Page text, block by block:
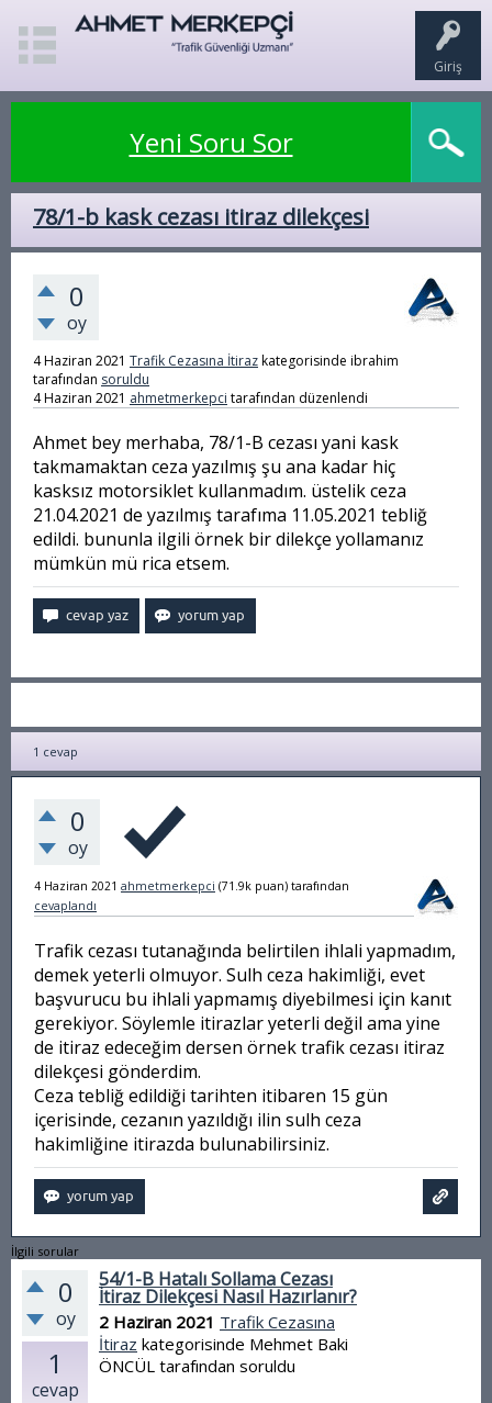
Giriş
Yeni Soru Sor
78/1-b kask cezası itiraz dilekçesi
0
oy
4 Haziran 2021 Trafik Cezasına İtirazkategorisinde ibrahim
tarafından soruldu
4 Haziran 2021 ahmetmerkepci tarafından düzenlendi
Ahmet bey merhaba, 78/1-B cezası yani kask
takmamaktan ceza yazılmış şu ana kadar hiç
kasksız motorsiklet kullanmadım. üstelik ceza
21.04.2021 de yazılmış tarafıma 11.05.2021 tebliğ
edildi. bununla ilgili örnek bir dilekçe yollamanız
mümkün mü rica etsem.
1 cevap
0
oy
4 Haziran 2021 ahmetmerkepci (71.9k puan) tarafından
cevaplandı
Trafik cezası tutanağında belirtilen ihlali yapmadım,
demek yeterli olmuyor. Sulh ceza hakimliği, evet
başvurucu bu ihlali yapmamış diyebilmesi için kanıt
gerekiyor. Söylemle itirazlar yeterli değil ama yine
de itiraz edeceğim dersen örnek trafik cezası itiraz
dilekçesi gönderdim.
Ceza tebliğ edildiği tarihten itibaren 15 gün
içerisinde, cezanın yazıldığı ilin sulh ceza
hakimliğine itirazda bulunabilirsiniz.
İlgili sorular
0
oy
1
cevap
54/1-B Hatalı Sollama Cezası
İtiraz Dilekçesi Nasıl Hazırlanır?
2 Haziran 2021 Trafik Cezasına
İtiraz kategorisinde Mehmet Baki
ÖNCÜL tarafından soruldu